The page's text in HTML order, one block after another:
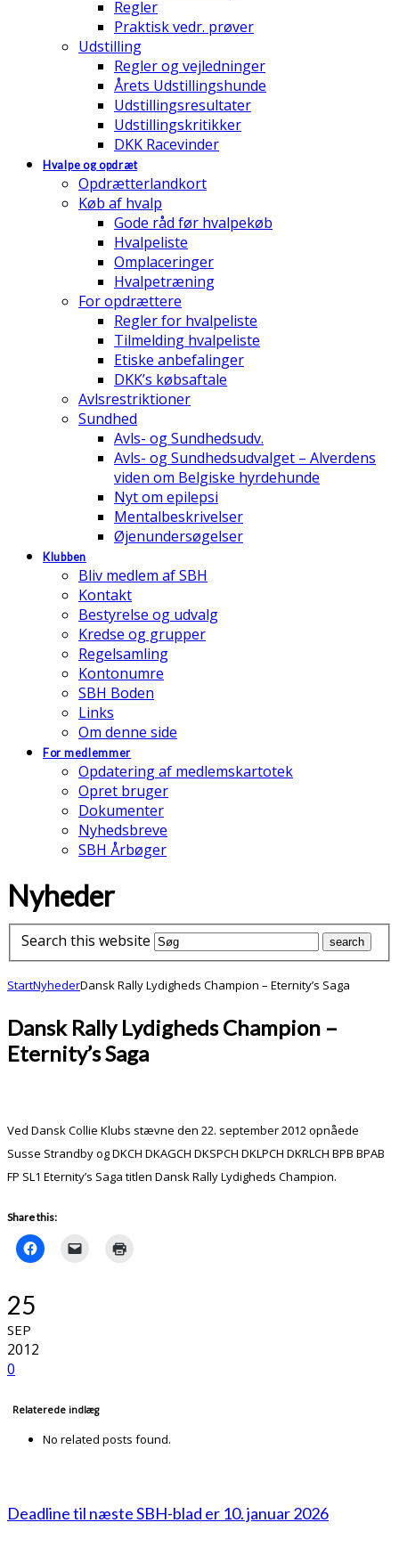
Regler
Praktisk vedr. prøver
Udstilling
Regler og vejledninger
Årets Udstillingshunde
Udstillingsresultater
Udstillingskritikker
DKK Racevinder
Hvalpe og opdræt
Opdrætterlandkort
Køb af hvalp
Gode råd før hvalpekøb
Hvalpeliste
Omplaceringer
Hvalpetræning
For opdrættere
Regler for hvalpeliste
Tilmelding hvalpeliste
Etiske anbefalinger
DKK’s købsaftale
Avlsrestriktioner
Sundhed
Avls- og Sundhedsudv.
Avls- og Sundhedsudvalget – Alverdens
viden om Belgiske hyrdehunde
Nyt om epilepsi
Mentalbeskrivelser
Øjenundersøgelser
Klubben
Bliv medlem af SBH
Kontakt
Bestyrelse og udvalg
Kredse og grupper
Regelsamling
Kontonumre
SBH Boden
Links
Om denne side
For medlemmer
Opdatering af medlemskartotek
Opret bruger
Dokumenter
Nyhedsbreve
SBH Årbøger
Nyheder
Search this website
StartNyhederDansk Rally Lydigheds Champion – Eternity’s Saga
Dansk Rally Lydigheds Champion –
Eternity’s Saga
Ved Dansk Collie Klubs stævne den 22. september 2012 opnåede
Susse Strandby og DKCH DKAGCH DKSPCH DKLPCH DKRLCH BPB BPAB
FP SL1 Eternity’s Saga titlen Dansk Rally Lydigheds Champion.
Share this:
25
SEP
2012
0
Relaterede indlæg
No related posts found.
Deadline til næste SBH-blad er 10. januar 2026